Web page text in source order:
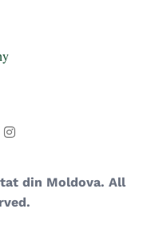
din Moldova. All